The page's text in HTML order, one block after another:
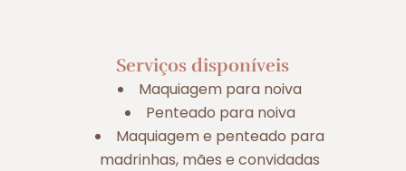
Serviços disponíveis
Maquiagem para noiva
Penteado para noiva
Maquiagem e penteado para
madrinhas, mães e convidadas